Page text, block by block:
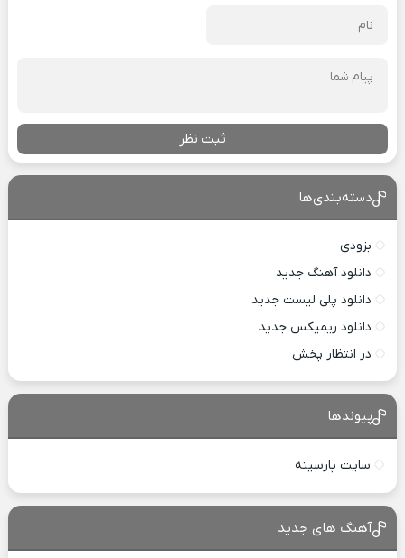
ثبت نظر
دسته‌بندی‌ها
بزودی
دانلود آهنگ جدید
دانلود پلی لیست جدید
دانلود ریمیکس جدید
در انتظار پخش
پیوندها
سایت پارسینه
آهنگ های جدید